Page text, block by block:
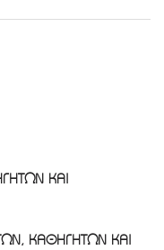
ΚΑΙ
ΚΑΘΗΓΗΤΩΝ ΚΑΙ